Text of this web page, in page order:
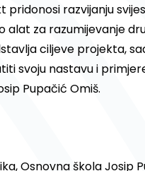
pridonosi razvijanju
alat za razumijevanje
ciljeve projekta,
svoju nastavu i
Pupačić Omiš.
Osnovna škola Josip